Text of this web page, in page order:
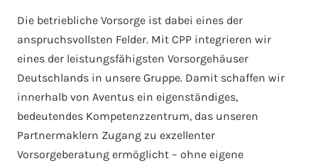
Die betriebliche Vorsorge ist dabei eines der
anspruchsvollsten Felder. Mit CPP integrieren wir
eines der leistungsfähigsten Vorsorgehäuser
Deutschlands in unsere Gruppe. Damit schaffen wir
innerhalb von Aventus ein eigenständiges,
bedeutendes Kompetenzzentrum, das unseren
Partnermaklern Zugang zu exzellenter
Vorsorgeberatung ermöglicht – ohne eigene